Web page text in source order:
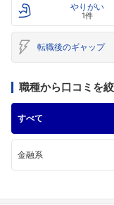
やりがい
1件
転職後のギャップ
職種から口コミを
すべて
金融系